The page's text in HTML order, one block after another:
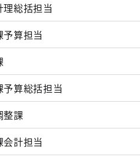
総括担当
算担当
算総括担当
整課
計担当